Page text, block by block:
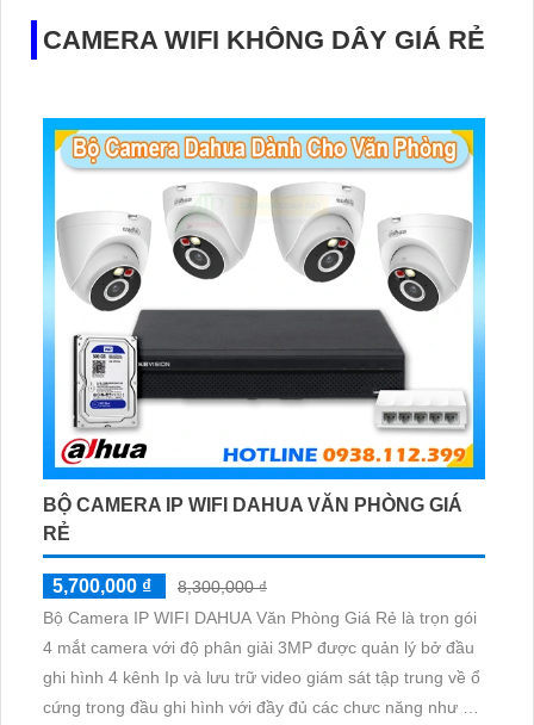
CAMERA WIFI KHÔNG DÂY GIÁ RẺ
BỘ CAMERA IP WIFI DAHUA VĂN PHÒNG GIÁ
RẺ
5,700,000 ₫
8,300,000 ₫
Bộ Camera IP WIFI DAHUA Văn Phòng Giá Rẻ là trọn gói
4 mắt camera với độ phân giải 3MP được quản lý bở đầu
ghi hình 4 kênh Ip và lưu trữ video giám sát tập trung về ổ
cứng trong đầu ghi hình với đầy đủ các chưc năng như AI